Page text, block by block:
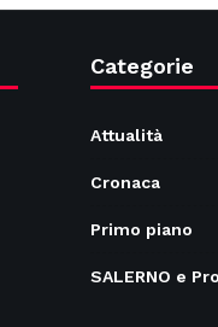
Categorie
Attualità
Cronaca
Primo piano
SALERNO e